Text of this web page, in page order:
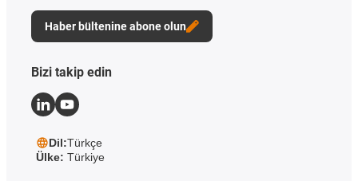
Haber bültenine abone olun
Bizi takip edin
Dil:Türkçe
Ülke: Türkiye